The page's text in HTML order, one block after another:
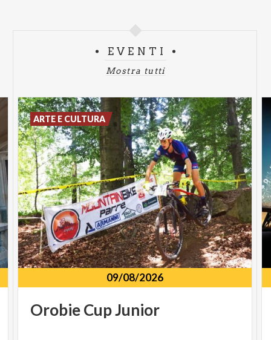
EVENTI
Mostra tutti
09/08/2026
OrobieCupJunior
ARTE E CULTURA